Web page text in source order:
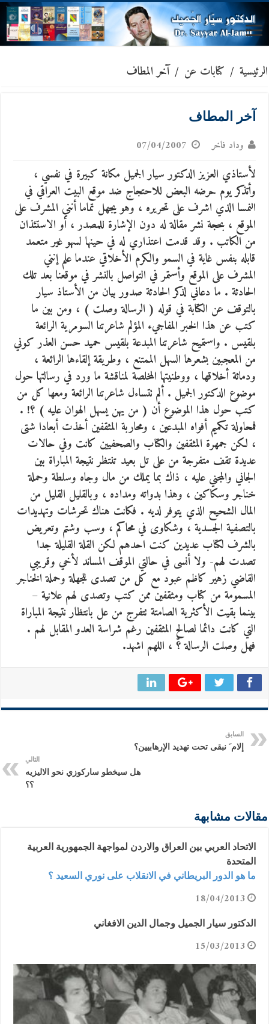
الرئيسية / كتابات عن / آخر المطاف
آخر المطاف
وداد فاخر 07/04/2007
لأستاذي العزيز الدكتور سيار الجميل مكانة كبيرة في نفسي ،
وأتذكر يوم حرضه البعض للاحتجاج ضد موقع البيت العراقي في
النمسا الذي اشرف على تحريره ، وهو يجهل تماما أنني المشرف على
الموقع ، بحجة نشر مقالة له دون الإشارة للمصدر ، أو الاستئذان
من الكاتب . وقد قدمت اعتذاري له في حينها لسهو غير متعمد
قابله بنفس غاية في السمو والكرم الأخلاقي عندما علم إنني
المشرف على الموقع وأستمر في التواصل بالنشر في موقعنا بعد تلك
الحادثة . ما دعاني لذكر الحادثة صدور بيان من الأستاذ سيار
بالتوقف عن الكتابة في قوله ( الرسالة وصلت ) ، ومن بين ما
كتب عن هذا الخبر المفاجيء المؤلم شاعرتنا السومرية الرائعة
بلقيس . واستميح شاعرتنا المبدعة بلقيس حميد حسن العذر كوني
من المعجبين بشعرها السهل الممتنع ، وطريقة إلقاءها الرائعة ،
ودماثة أخلاقها ، ووطنيتها المخلصة لمناقشة ما ورد في رسالتها حول
موضوع الدكتور الجميل . ألم تتساءل شاعرتنا الرائعة ومعها كل من
كتب حول هذا الموضوع أن ( من يهن يسهل الهوان عليه ) ؟! .
فمحاولة تكميم أفواه المبدعين ، ومحاربة المثقفين أخذت أبعادا شتى
، لكن جمهرة المثقفين والكتاب والصحفيين كانت وفي حالات
عديدة تقف متفرجة من على تل بعيد تنتظر نتيجة المباراة بين
الجاني والمجني عليه ، ذاك بما يملك من مال وجاه وسلطة وحملة
خناجر وسكاكين ، وهذا بدواته ومداده ، وبالقليل القليل من
المال الشحيح الذي يتوفر لديه . فكانت هناك تحرشات وتهديدات
بالتصفية الجسدية ، وشكاوى في محاكم ، وسب وشتم وتعريض
بالشرف لكتاب عديدين كنت احدهم لكن القلة القليلة جدا
تصدت لهم- ولا أنسى في حالتي الموقف المساند لأخي وقريبي
القاضي زهير كاظم عبود مع كل من تصدى للجهلة وحملة الخناجر
المسمومة من كتاب ومثقفين ممن كتب وتصدى لهم علانية –
بينما بقيت الأكثرية الصامتة تتفرج من عل بانتظار نتيجة المباراة
التي كانت دائما لصالح المثقفين رغم شراسة العدو المقابل لهم .
فهل وصلت الرسالة ؟ّ ، اللهم اشهد.
السابق
إلام َ نبقى تحت تهديد الإرهابيين؟
التالي
هل سيخطو ساركوزي نحو الاليزيه
؟؟
مقالات مشابهة
الاتحاد العربي بين العراق والاردن لمواجهة الجمهورية العربية
المتحدة
ما هو الدور البريطاني في الانقلاب على نوري السعيد ؟
18/04/2013
الدكتور سيار الجميل وجمال الدين الافغاني
15/03/2013